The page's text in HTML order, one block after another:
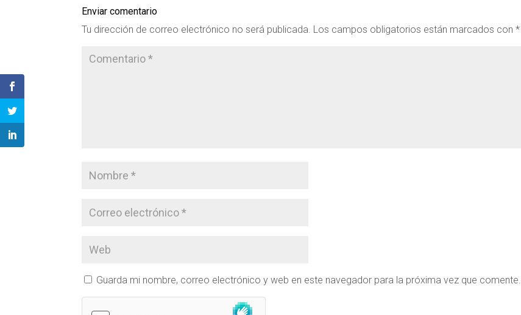
Enviar comentario
Tu dirección de correo electrónico no será publicada. Los campos obligatorios están marcados con*
Guarda mi nombre, correo electrónico y web en este navegador para la próxima vez que comente.